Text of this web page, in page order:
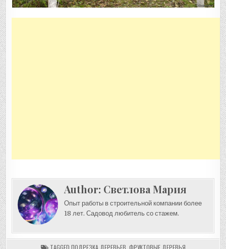
Author: Светлова Мария
Опыт работы в строительной компании более
18 лет. Садовод любитель со стажем.